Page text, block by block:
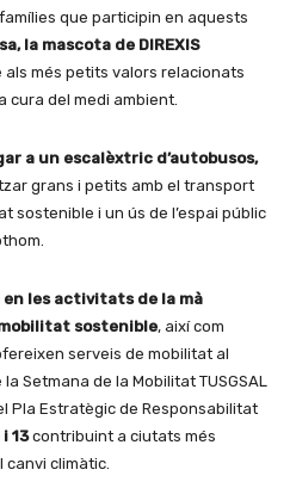
que participin en aquests
la mascota de DIREXIS
més petits valors relacionats
cura del medi ambient.
a un escalèxtric d’autobusos,
grans i petits amb el transport
sostenible i un ús de l’espai públic
en les activitats de la mà
sostenible, així com
serveis de mobilitat al
Setmana de la Mobilitat TUSGSAL
Pla Estratègic de Responsabilitat
i 13contribuint a ciutats més
canvi climàtic.